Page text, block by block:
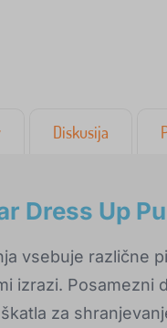
Diskusija
Dress Up
vsebuje različne
izrazi. Posamezni
za